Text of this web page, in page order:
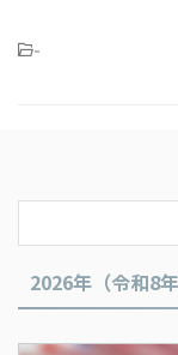
-
2026年（令和8